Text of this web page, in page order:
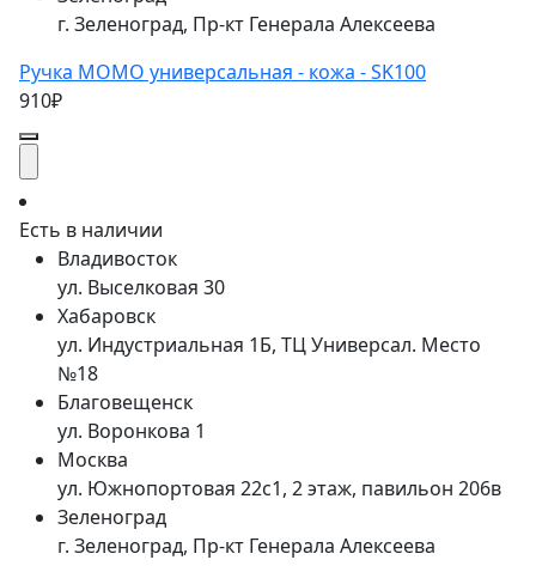
г. Зеленоград, Пр-кт Генерала Алексеева
Ручка MOMO универсальная - кожа - SK100
910₽
Есть в наличии
Владивосток
ул. Выселковая 30
Хабаровск
ул. Индустриальная 1Б, ТЦ Универсал. Место
№18
Благовещенск
ул. Воронкова 1
Москва
ул. Южнопортовая 22с1, 2 этаж, павильон 206в
Зеленоград
г. Зеленоград, Пр-кт Генерала Алексеева